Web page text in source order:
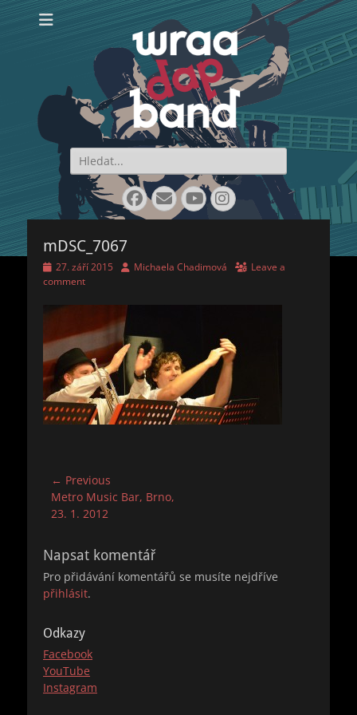
WraaDap Band
Search
for:
Facebook
EmailYouTube
Instagram
mDSC_7067
Posted
on
27. září 2015 AuthorMichaela Chadimová
Leave a
comment
Navigace
pro
příspěvek
← Previous
Previous
post:
Metro Music Bar, Brno,
23. 1. 2012
Napsat komentář
Pro přidávání komentářů se musíte nejdříve
přihlásit.
Odkazy
Facebook
YouTube
Instagram